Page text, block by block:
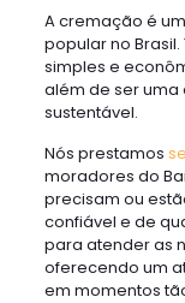
A cremação é
popular no
simples e
além de ser
sustentável.
Nós prestamos
moradores do
precisam ou
confiável e de
para atender as
oferecendo um
em momentos